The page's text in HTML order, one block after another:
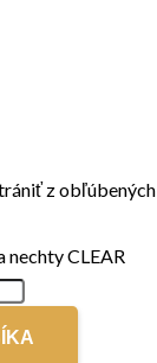
z obľúbených
nechty CLEAR